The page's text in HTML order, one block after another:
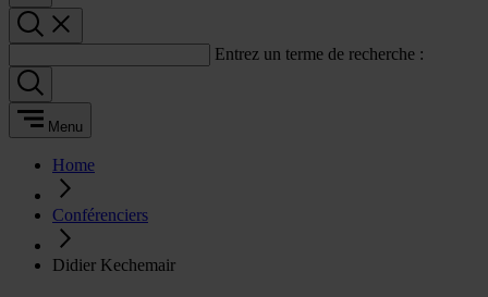
Entrez un terme de recherche :
Menu
Home
Conférenciers
Didier Kechemair